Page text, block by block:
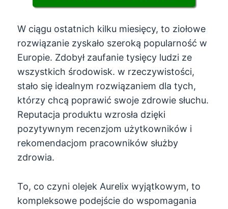
W ciągu ostatnich kilku miesięcy, to ziołowe
rozwiązanie zyskało szeroką popularność w
Europie. Zdobył zaufanie tysięcy ludzi ze
wszystkich środowisk. w rzeczywistości,
stało się idealnym rozwiązaniem dla tych,
którzy chcą poprawić swoje zdrowie słuchu.
Reputacja produktu wzrosła dzięki
pozytywnym recenzjom użytkowników i
rekomendacjom pracowników służby
zdrowia.
To, co czyni olejek Aurelix wyjątkowym, to
kompleksowe podejście do wspomagania